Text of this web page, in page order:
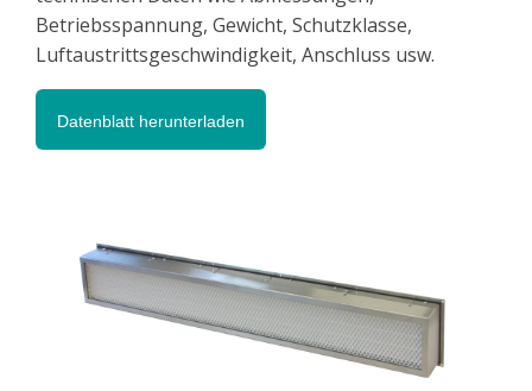
Betriebsspannung, Gewicht, Schutzklasse,
Luftaustrittsgeschwindigkeit, Anschluss usw.
Datenblatt herunterladen